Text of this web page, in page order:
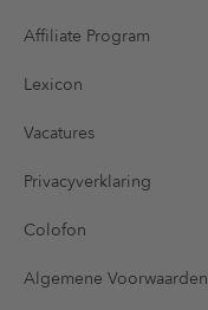
Affiliate Program
Lexicon
Vacatures
Privacyverklaring
Colofon
Algemene Voorwaarden